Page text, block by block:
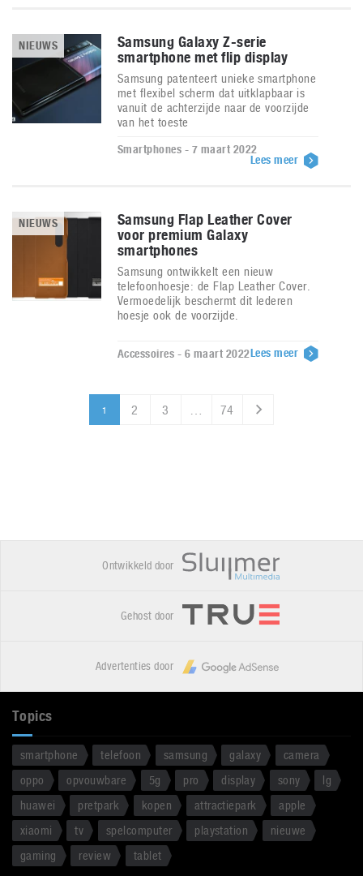
NIEUWS
Samsung Galaxy Z-serie
smartphone met flip display
Samsung patenteert unieke smartphone
met flexibel scherm dat uitklapbaar is
vanuit de achterzijde naar de voorzijde
van het toeste
Smartphones - 7 maart 2022
Lees meer
NIEUWS
Samsung Flap Leather Cover
voor premium Galaxy
smartphones
Samsung ontwikkelt een nieuw
telefoonhoesje: de Flap Leather Cover.
Vermoedelijk beschermt dit lederen
hoesje ook de voorzijde.
Accessoires - 6 maart 2022Lees meer
1 2 3 … 74
Ontwikkeld door
Gehost door
Advertenties door
Topics
smartphone telefoon samsung galaxy
camera
oppo
opvouwbare 5g pro display sony
lg
huawei
pretpark kopen attractiepark
apple
xiaomi
tv spelcomputer playstation
nieuwe
gaming
review tablet